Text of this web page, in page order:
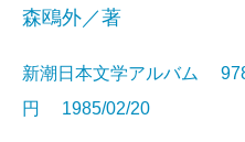
森鴎外／著
新潮日本文学アルバム
円 1985/02/20